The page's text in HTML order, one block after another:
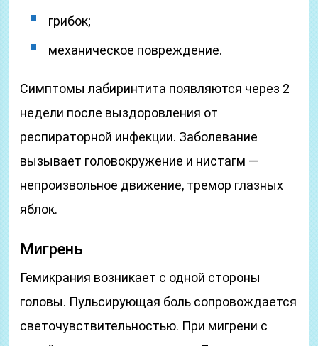
грибок;
механическое повреждение.
Симптомы лабиринтита появляются через 2
недели после выздоровления от
респираторной инфекции. Заболевание
вызывает головокружение и нистагм —
непроизвольное движение, тремор глазных
яблок.
Мигрень
Гемикрания возникает с одной стороны
головы. Пульсирующая боль сопровождается
светочувствительностью. При мигрени с